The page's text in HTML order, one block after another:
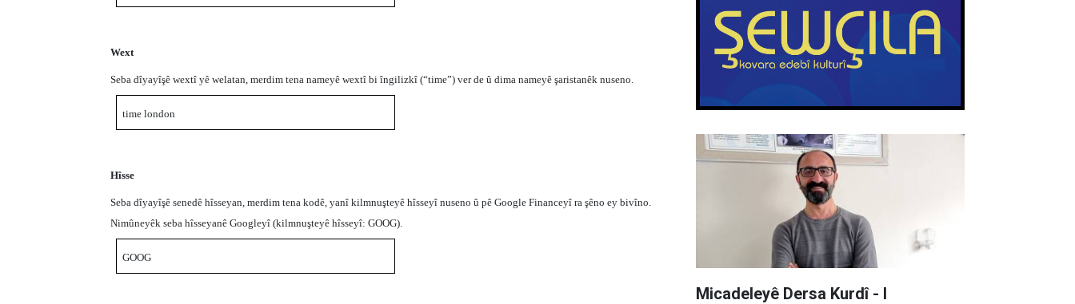
Wext
Seba dîyayîşê wextî yê welatan, merdim tena nameyê wextî bi îngilizkî (“time”) ver de û dima nameyê şaristanêk nuseno.
time london
Hîsse
Seba dîyayîşê senedê hîsseyan, merdim tena kodê, yanî kilmnuşteyê hîsseyî nuseno û pê Google Financeyî ra şêno ey bivîno.
Nimûneyêk seba hîsseyanê Googleyî (kilmnuşteyê hîsseyî: GOOG).
GOOG
Micadeleyê Dersa Kurdî - I